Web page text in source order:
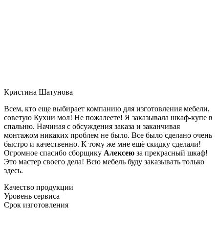
Кристина Шатунова
Всем, кто еще выбирает компанию для изготовления мебели,
советую Кухни мол! Не пожалеете! Я заказывала шкаф-купе в
спальню. Начиная с обсуждения заказа и заканчивая
монтажом никаких проблем не было. Все было сделано очень
быстро и качественно. К тому же мне ещё скидку сделали!
Огромное спасибо сборщику Алексею за прекрасный шкаф!
Это мастер своего дела! Всю мебель буду заказывать только
здесь.
Качество продукции
Уровень сервиса
Срок изготовления